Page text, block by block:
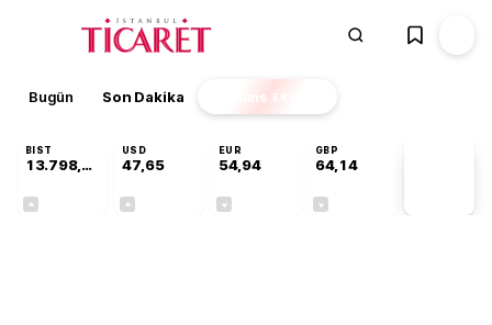
Bugün Son Dakika Finans EKSTRA
BIST
13.798,82
USD
47,65
EUR
54,94
GBP
64,14